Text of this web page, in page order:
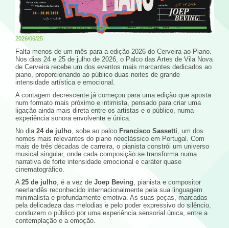
2026/06/25
Falta menos de um mês para a edição 2026 do Cerveira ao Piano.
Nos dias 24 e 25 de julho de 2026, o Palco das Artes de Vila Nova
de Cerveira recebe um dos eventos mais marcantes dedicados ao
piano, proporcionando ao público duas noites de grande
intensidade artística e emocional.
A contagem decrescente já começou para uma edição que aposta
num formato mais próximo e intimista, pensado para criar uma
ligação ainda mais direta entre os artistas e o público, numa
experiência sonora envolvente e única.
No dia 24 de julho, sobe ao palco Francisco Sassetti, um dos
nomes mais relevantes do piano neoclássico em Portugal. Com
mais de três décadas de carreira, o pianista constrói um universo
musical singular, onde cada composição se transforma numa
narrativa de forte intensidade emocional e caráter quase
cinematográfico.
A 25 de julho, é a vez de Joep Beving, pianista e compositor
neerlandês reconhecido internacionalmente pela sua linguagem
minimalista e profundamente emotiva. As suas peças, marcadas
pela delicadeza das melodias e pelo poder expressivo do silêncio,
conduzem o público por uma experiência sensorial única, entre a
contemplação e a emoção.